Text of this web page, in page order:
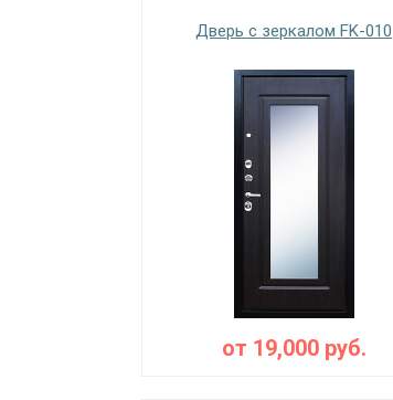
Дверь с зеркалом FK-010
от 19,000руб.